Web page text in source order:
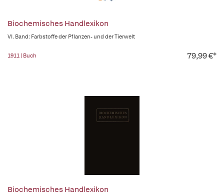
Biochemisches Handlexikon
VI. Band: Farbstoffe der Pflanzen- und der Tierwelt
1911 | Buch 79,99 €*
Biochemisches Handlexikon